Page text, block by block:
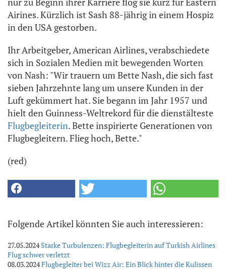
Airines. Kürzlich ist Sash 88-jährig in einem Hospiz
in den USA gestorben.
Ihr Arbeitgeber, American Airlines, verabschiedete
sich in Sozialen Medien mit bewegenden Worten
von Nash: "Wir trauern um Bette Nash, die sich fast
sieben Jahrzehnte lang um unsere Kunden in der
Luft gekümmert hat. Sie begann im Jahr 1957 und
hielt den Guinness-Weltrekord für die dienstälteste
Flugbegleiterin. Bette inspirierte Generationen von
Flugbegleitern. Flieg hoch, Bette."
(red)
Folgende Artikel könnten Sie auch interessieren:
27.05.2024Starke Turbulenzen: Flugbegleiterin auf Turkish Airlines
Flug schwer verletzt
08.03.2024Flugbegleiter bei Wizz Air: Ein Blick hinter die Kulissen